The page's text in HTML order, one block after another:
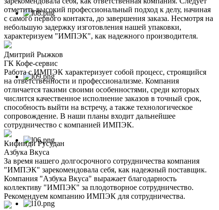
отметить высокий профессиональный подход к делу, начиная
с самого первого контакта, до завершения заказа. Несмотря на
небольшую задержку изготовления нашей упаковки,
характеризуем "ИМПЭК", как надежного производителя.
Дмитрий Рыжков
ГК Кофе-сервис
Работа с ИМПЭК характеризует собой процесс, строящийся
на ответственности и профессионализме. Компания
отличается такими своими особенностями, среди которых
числится качественное исполнение заказов в точный срок,
способность выйти на встречу, а также технологическое
сопровождение. В наши планы входит дальнейшее
сотрудничество с компанией ИМПЭК.
Кифниди Русудан
Азбука Вкуса
За время нашего долгосрочного сотрудничества компания
"ИМПЭК" зарекомендовала себя, как надежный поставщик.
Компания "Азбука Вкуса" выражает благодарность
коллективу "ИМПЭК" за плодотворное сотрудничество.
Рекомендуем компанию ИМПЭК для сотрудничества.